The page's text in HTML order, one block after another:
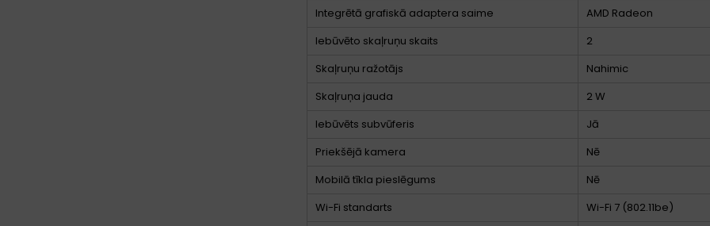
Integrētā grafiskā adaptera saime
AMD Radeon
Iebūvēto skaļruņu skaits
2
Skaļruņu ražotājs
Nahimic
Skaļruņa jauda
2 W
Iebūvēts subvūferis
Jā
Priekšējā kamera
Nē
Mobilā tīkla pieslēgums
Nē
Wi-Fi standarts
Wi-Fi 7 (802.11be)